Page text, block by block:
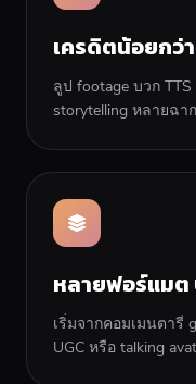
เครดิตน้อยกว่
ลูป footage บวก
storytelling หลายฉา
หลายฟอร์แม
เริ่มจากคอมเมนตารี
UGC หรือ talking